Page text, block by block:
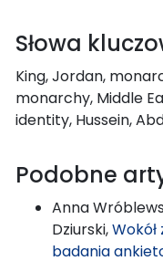
Słowa
King, Jordan,
monarchy, Middle
identity, Hussein,
Podobne
Anna
Dziurski,
badania